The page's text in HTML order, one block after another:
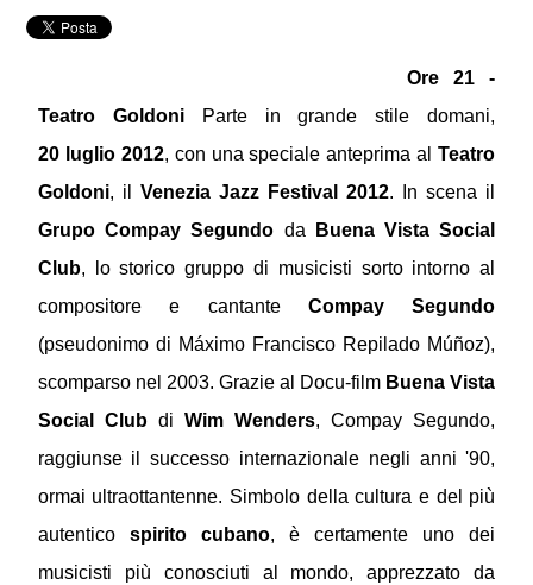
Ore 21 -
Teatro GoldoniParte in grande stile domani,
20 luglio 2012, con una speciale anteprima alTeatro
Goldoni, il Venezia Jazz Festival 2012. In scena il
Grupo Compay Segundo da
Buena Vista Social
Club, lo storico gruppo di musicisti sorto intorno al
compositore e cantante Compay Segundo
(pseudonimo di Máximo Francisco Repilado Múñoz),
scomparso nel 2003. Grazie al Docu-film Buena Vista
Social Clubdi Wim Wenders, Compay Segundo,
raggiunse il successo internazionale negli anni '90,
ormai ultraottantenne. Simbolo della cultura e del più
autentico spirito cubano, è certamente uno dei
musicisti più conosciuti al mondo, apprezzato da